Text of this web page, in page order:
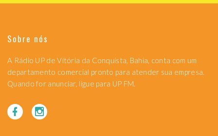
Sobre nós
A Rádio UP de Vitória da Conquista, Bahia, conta com um
departamento comercial pronto para atender sua empresa.
Quando for anunciar, ligue para UP FM.